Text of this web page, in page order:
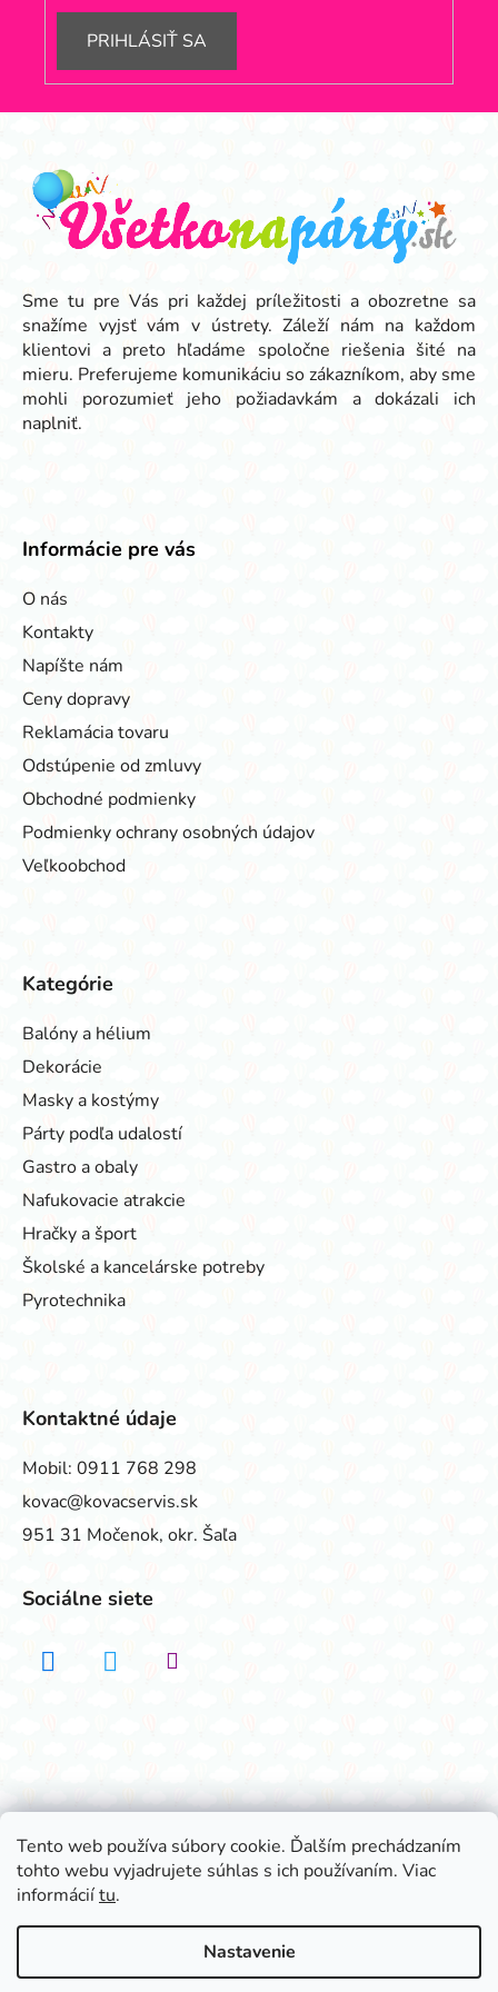
Tento web používa súbory cookie. Ďalším prechádzaním
tohto webu vyjadrujete súhlas s ich používaním. Viac
informáciítu.
Nastavenie
PRIHLÁSIŤ SA
Sme tu pre Vás pri každej príležitosti a obozretne sa
snažíme vyjsť vám v ústrety. Záleží nám na každom
klientovi a preto hľadáme spoločne riešenia šité na
mieru. Preferujeme komunikáciu so zákazníkom, aby sme
mohli porozumieť jeho požiadavkám a dokázali ich
naplniť.
Informácie pre vás
O nás
Kontakty
Napíšte nám
Ceny dopravy
Reklamácia tovaru
Odstúpenie od zmluvy
Obchodné podmienky
Podmienky ochrany osobných údajov
Veľkoobchod
Kategórie
Balóny a hélium
Dekorácie
Masky a kostýmy
Párty podľa udalostí
Gastro a obaly
Nafukovacie atrakcie
Hračky a šport
Školské a kancelárske potreby
Pyrotechnika
Kontaktné údaje
Mobil: 0911 768 298
kovac@kovacservis.sk
951 31 Močenok, okr. Šaľa
Sociálne siete
vyhradené.